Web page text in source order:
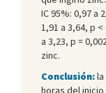
IC 95%: 0,97 a
1,91 a 3,64, p
a 3,23, p =
zinc.
Conclusión:
horas del